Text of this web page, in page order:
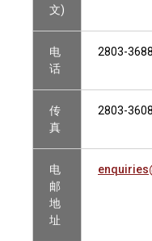
文)
电
话
2803-3688
传
真
2803-3608
电
邮
地
址